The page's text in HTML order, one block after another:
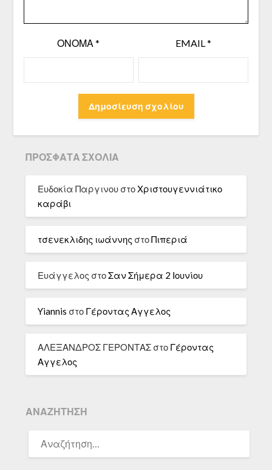
ΌΝΟΜΑ* EMAIL*
ΠΡΌΣΦΑΤΑ ΣΧΌΛΙΑ
Ευδοκία Παργινου στοΧριστουγεννιάτικο
καράβι
τσενεκλιδης ιωάννης στοΠιπεριά
Ευάγγελος στοΣαν Σήμερα 2 Ιουνίου
Yiannis στο Γέροντας Αγγελος
ΑΛΕΞΑΝΔΡΟΣ ΓΕΡΟΝΤΑΣ στο Γέροντας
Αγγελος
ΑΝΑΖΉΤΗΣΗ
ΓΙΑ: